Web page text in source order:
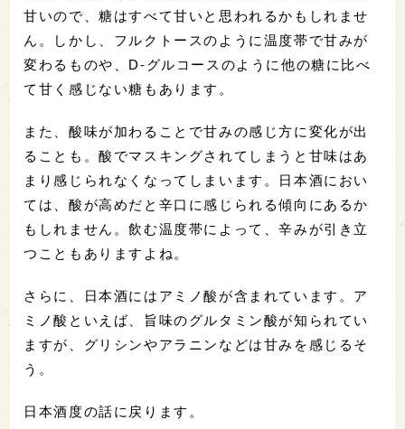
甘いので、糖はすべて甘いと思われるかもしれませ
ん。しかし、フルクトースのように温度帯で甘みが
変わるものや、D-グルコースのように他の糖に比べ
て甘く感じない糖もあります。
また、酸味が加わることで甘みの感じ方に変化が出
ることも。酸でマスキングされてしまうと甘味はあ
まり感じられなくなってしまいます。日本酒におい
ては、酸が高めだと辛口に感じられる傾向にあるか
もしれません。飲む温度帯によって、辛みが引き立
つこともありますよね。
さらに、日本酒にはアミノ酸が含まれています。ア
ミノ酸といえば、旨味のグルタミン酸が知られてい
ますが、グリシンやアラニンなどは甘みを感じるそ
う。
日本酒度の話に戻ります。